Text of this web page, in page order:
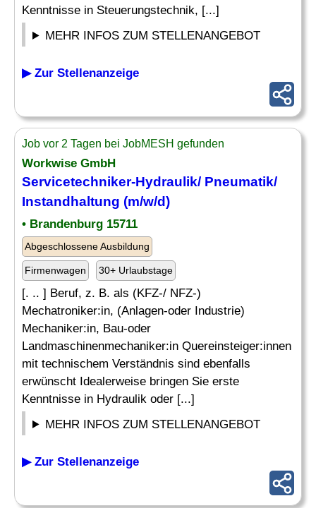
Kenntnisse in Steuerungstechnik, [...]
MEHR INFOS ZUM STELLENANGEBOT
▶ Zur Stellenanzeige
Job vor 2 Tagen bei JobMESH gefunden
Workwise GmbH
Servicetechniker-Hydraulik/ Pneumatik/
Instandhaltung (m/w/d)
• Brandenburg 15711
Abgeschlossene Ausbildung
Firmenwagen 30+ Urlaubstage
[. .. ] Beruf, z. B. als (KFZ-/ NFZ-)
Mechatroniker:in, (Anlagen-oder Industrie)
Mechaniker:in, Bau-oder
Landmaschinenmechaniker:in Quereinsteiger:innen
mit technischem Verständnis sind ebenfalls
erwünscht Idealerweise bringen Sie erste
Kenntnisse in Hydraulik oder [...]
MEHR INFOS ZUM STELLENANGEBOT
▶ Zur Stellenanzeige